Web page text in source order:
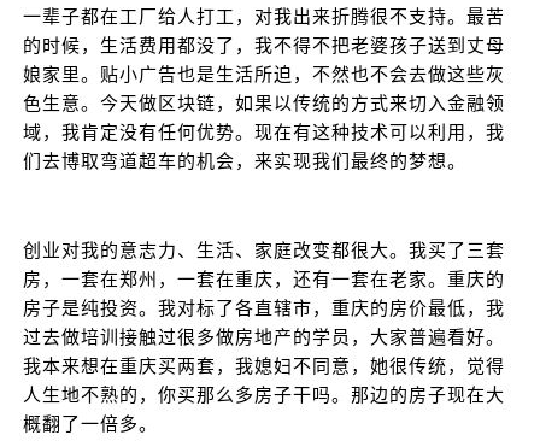
一辈子都在工厂给人打工，对我出来折腾很不支持。最苦
的时候，生活费用都没了，我不得不把老婆孩子送到丈母
娘家里。贴小广告也是生活所迫，不然也不会去做这些灰
色生意。今天做区块链，如果以传统的方式来切入金融领
域，我肯定没有任何优势。现在有这种技术可以利用，我
们去博取弯道超车的机会，来实现我们最终的梦想。
创业对我的意志力、生活、家庭改变都很大。我买了三套
房，一套在郑州，一套在重庆，还有一套在老家。重庆的
房子是纯投资。我对标了各直辖市，重庆的房价最低，我
过去做培训接触过很多做房地产的学员，大家普遍看好。
我本来想在重庆买两套，我媳妇不同意，她很传统，觉得
人生地不熟的，你买那么多房子干吗。那边的房子现在大
概翻了一倍多。